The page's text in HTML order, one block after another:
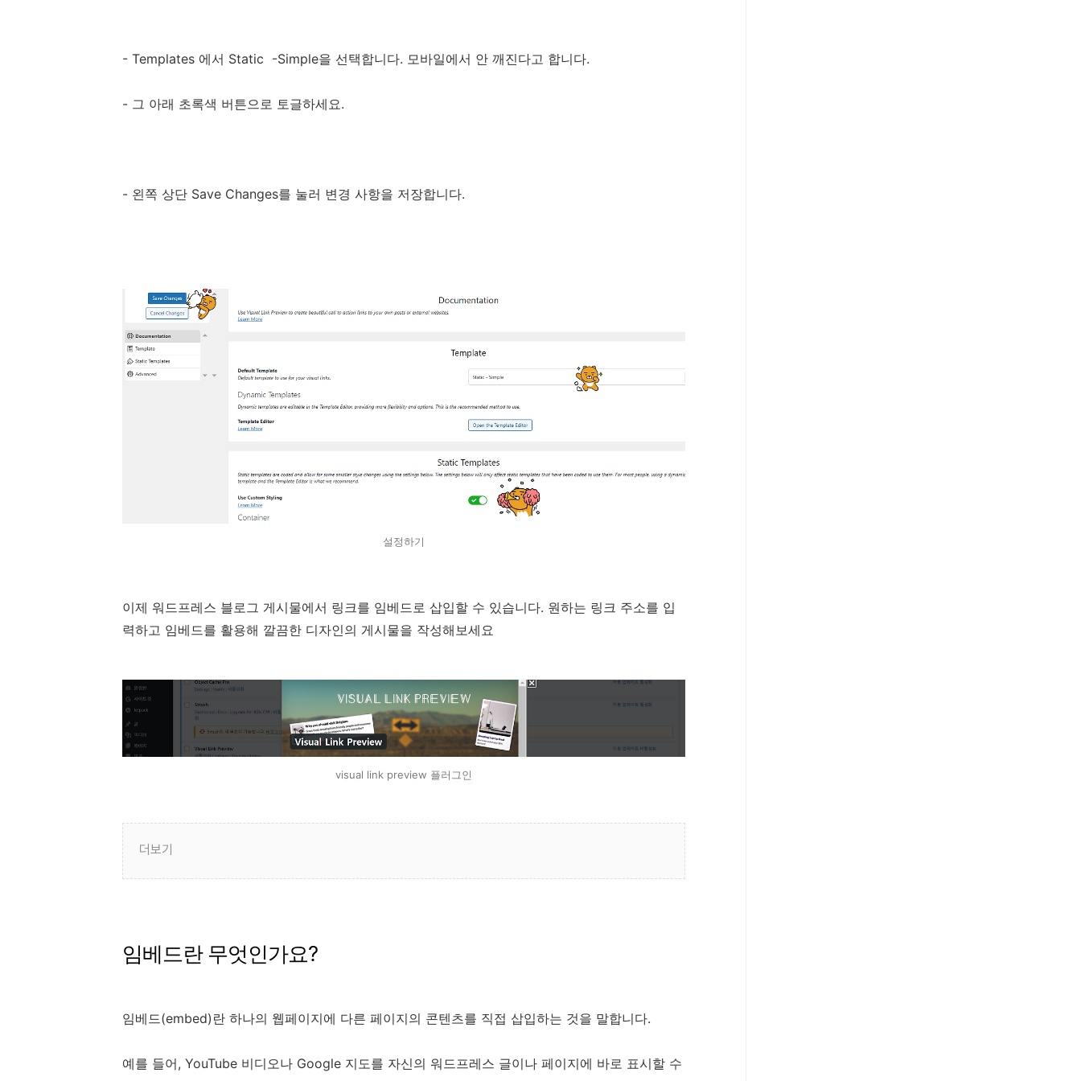
- Templates 에서 Static -Simple을 선택합니다. 모바일에서 안 깨진다고 합니다.
- 그 아래 초록색 버튼으로 토글하세요.
- 왼쪽 상단 Save Changes를 눌러 변경 사항을 저장합니다.
설정하기
이제 워드프레스 블로그 게시물에서 링크를 임베드로 삽입할 수 있습니다. 원하는 링크 주소를 입
력하고 임베드를 활용해 깔끔한 디자인의 게시물을 작성해보세요
visual link preview 플러그인
더보기
임베드란 무엇인가요?
임베드(embed)란 하나의 웹페이지에 다른 페이지의 콘텐츠를 직접 삽입하는 것을 말합니다.
예를 들어, YouTube 비디오나 Google 지도를 자신의 워드프레스 글이나 페이지에 바로 표시할 수